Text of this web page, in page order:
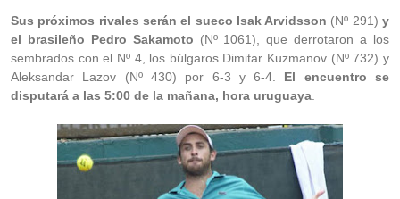
Sus próximos rivales serán el sueco Isak Arvidsson (Nº 291)y
el brasileño Pedro Sakamoto (Nº 1061), que derrotaron a los
sembrados con el Nº 4, los búlgaros Dimitar Kuzmanov (Nº 732) y
Aleksandar Lazov (Nº 430) por 6-3 y 6-4. El encuentro se
disputará a las 5:00 de la mañana, hora uruguaya